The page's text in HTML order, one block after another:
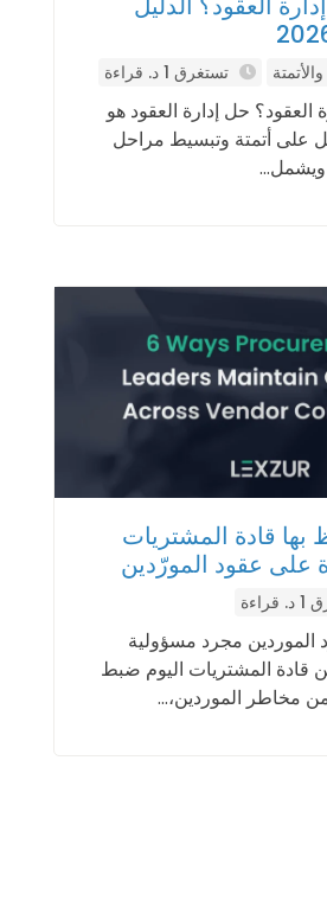
تستغرق 1 د. قراءة
العقود؟ حل إدارة العقود هو
على أتمتة وتبسيط مراحل
ويشمل...
بها قادة المشتريات
على عقود المورّدين
الموردين مجرد مسؤولية
قادة المشتريات اليوم ضبط
مخاطر الموردين،...